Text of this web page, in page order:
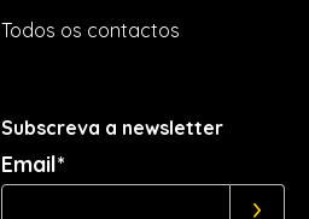
Todos os contactos
Subscreva a newsletter
Email*